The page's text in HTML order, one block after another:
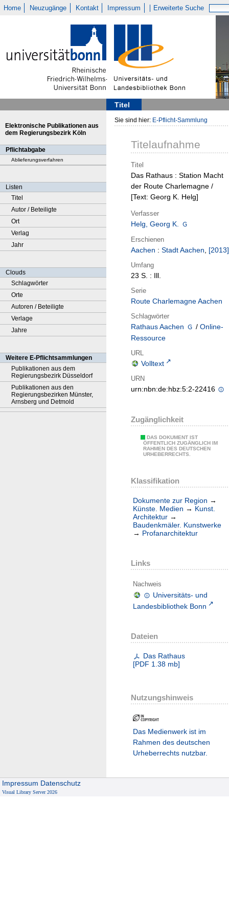
Home Neuzugänge Kontakt Impressum Erweiterte Suche
Titel
Elektronische Publikationen aus
dem Regierungsbezirk Köln
Pflichtabgabe
Ablieferungsverfahren
Listen
Titel
Autor / Beteiligte
Ort
Verlag
Jahr
Clouds
Schlagwörter
Orte
Autoren / Beteiligte
Verlage
Jahre
Weitere E-Pflichtsammlungen
Publikationen aus dem
Regierungsbezirk Düsseldorf
Publikationen aus den
Regierungsbezirken Münster,
Arnsberg und Detmold
Sie sind hier: E-Pflicht-Sammlung
Titelaufnahme
Titel
Das Rathaus : Station Macht
der Route Charlemagne /
[Text: Georg K. Helg]
Verfasser
Helg, Georg K.
Erschienen
Aachen : Stadt Aachen, [2013]
Umfang
23 S. : Ill.
Serie
Route Charlemagne Aachen
Schlagwörter
Rathaus Aachen / Online-
Ressource
URL
Volltext
URN
urn:nbn:de:hbz:5:2-22416
Zugänglichkeit
DAS DOKUMENT IST
ÖFFENTLICH ZUGÄNGLICH IM
RAHMEN DES DEUTSCHEN
URHEBERRECHTS.
Klassifikation
Dokumente zur Region →
Künste. Medien → Kunst.
Architektur →
Baudenkmäler. Kunstwerke
→ Profanarchitektur
Links
Nachweis
Universitäts- und
Landesbibliothek Bonn
Dateien
Das Rathaus
[PDF 1.38 mb]
Nutzungshinweis
Das Medienwerk ist im
Rahmen des deutschen
Urheberrechts nutzbar.
Impressum Datenschutz
Visual Library Server 2026